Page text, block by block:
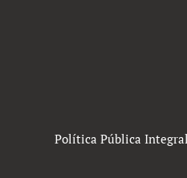
Política Pública Integral